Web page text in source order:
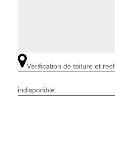
Vérification de toiture et
indisponible